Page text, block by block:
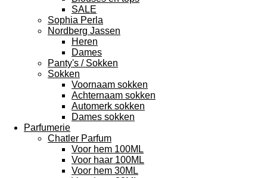
SALE
Sophia Perla
Nordberg Jassen
Heren
Dames
Panty's / Sokken
Sokken
Voornaam sokken
Achternaam sokken
Automerk sokken
Dames sokken
Parfumerie
Chatler Parfum
Voor hem 100ML
Voor haar 100ML
Voor hem 30ML